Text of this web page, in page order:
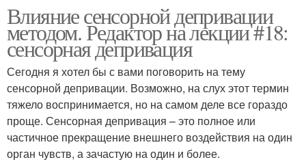
Влияние сенсорной депривации
методом. Редактор на лекции #18:
сенсорная депривация
Сегодня я хотел бы с вами поговорить на тему
сенсорной депривации. Возможно, на слух этот термин
тяжело воспринимается, но на самом деле все гораздо
проще. Сенсорная депривация – это полное или
частичное прекращение внешнего воздействия на один
орган чувств, а зачастую на один и более.